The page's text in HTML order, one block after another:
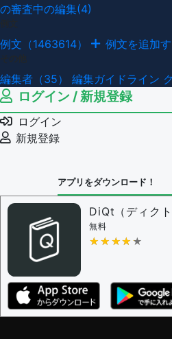
の審査中の編集(4)
例文（1463614） 例文を追加
編集者（35） 編集ガイドライン
ログイン / 新規登録
ログイン
新規登録
アプリをダウンロード！
DiQt（ディクト
無料
★★★★★
★★★★★